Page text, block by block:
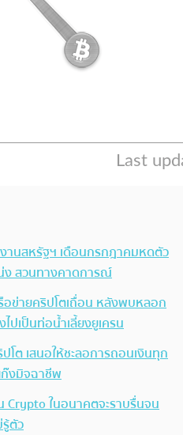
านสหรัฐฯ เดือนกรกฎาคมหดตัว
ง สวนทางคาดการณ์
อข่ายคริปโตเถื่อน หลังพบหลอก
ไปเป็นท่อน้ำเลี้ยงยูเครน
ต เสนอให้ชะลอการถอนเงินทุก
งมิจฉาชีพ
Crypto ในอนาคตจะราบรื่นจน
ตัว